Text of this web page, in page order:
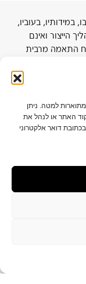
למטה. ניתן
האתר או לנהל את
דואר אלקטרוני
בעוביו,
הייצור ואינם
התאמה מרבית